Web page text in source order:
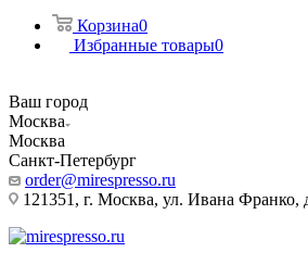
Корзина0
Избранные товары0
Ваш город
Москва
Москва
Санкт-Петербург
order@mirespresso.ru
121351, г. Москва, ул. Ивана Франко,